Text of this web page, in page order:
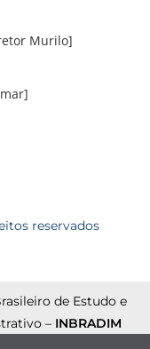
Murilo]
reservados
de Estudo e
– INBRADIM